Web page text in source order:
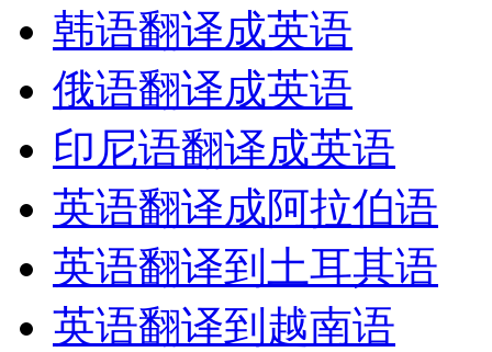
韩语翻译成英语
俄语翻译成英语
印尼语翻译成英语
英语翻译成阿拉伯语
英语翻译到土耳其语
英语翻译到越南语